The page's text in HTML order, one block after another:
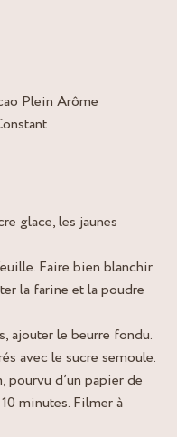
Plein Arôme
glace, les jaunes
Faire bien blanchir
la farine et la poudre
ajouter le beurre fondu.
avec le sucre semoule.
pourvu d’un papier de
minutes. Filmer à